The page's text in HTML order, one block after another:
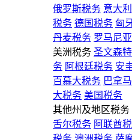
俄罗斯税务 意大
税务 德国税务 匈
丹麦税务 罗马尼
美洲税务 圣文森
务 阿根廷税务 安
百慕大税务 巴拿
大税务 美国税务
其他州及地区税务
舌尔税务 阿联酋